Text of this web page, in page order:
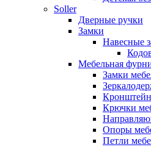
Soller
Дверные ручки
Замки
Навесные
Мебельная
Замки
Крючки
Опоры
Петли